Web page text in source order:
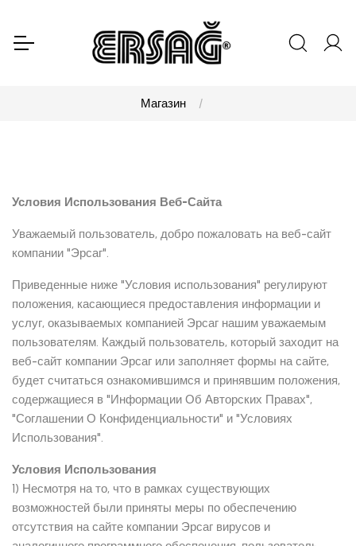
Магазин
Условия Использования Веб-Сайта
Уважаемый пользователь, добро пожаловать на веб-сайт
компании "Эрсаг".
Приведенные ниже "Условия использования" регулируют
положения, касающиеся предоставления информации и
услуг, оказываемых компанией Эрсаг нашим уважаемым
пользователям. Каждый пользователь, который заходит на
веб-сайт компании Эрсаг или заполняет формы на сайте,
будет считаться ознакомившимся и принявшим положения,
содержащиеся в "Информации Об Авторских Правах",
"Соглашении О Конфиденциальности" и "Условиях
Использования".
Условия Использования
1) Несмотря на то, что в рамках существующих
возможностей были приняты меры по обеспечению
отсутствия на сайте компании Эрсаг вирусов и